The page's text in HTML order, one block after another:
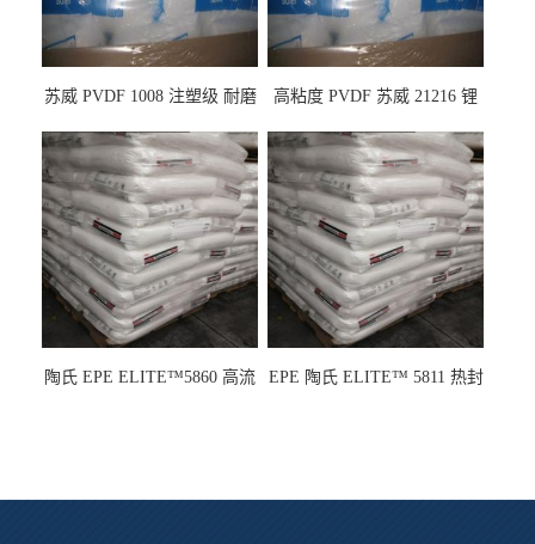
苏威 PVDF 1008 注塑级 耐磨
龙
高粘度 PVDF 苏威 21216 锂
陶氏 EPE ELITE™5860 高流
EPE 陶氏 ELITE™ 5811 热封